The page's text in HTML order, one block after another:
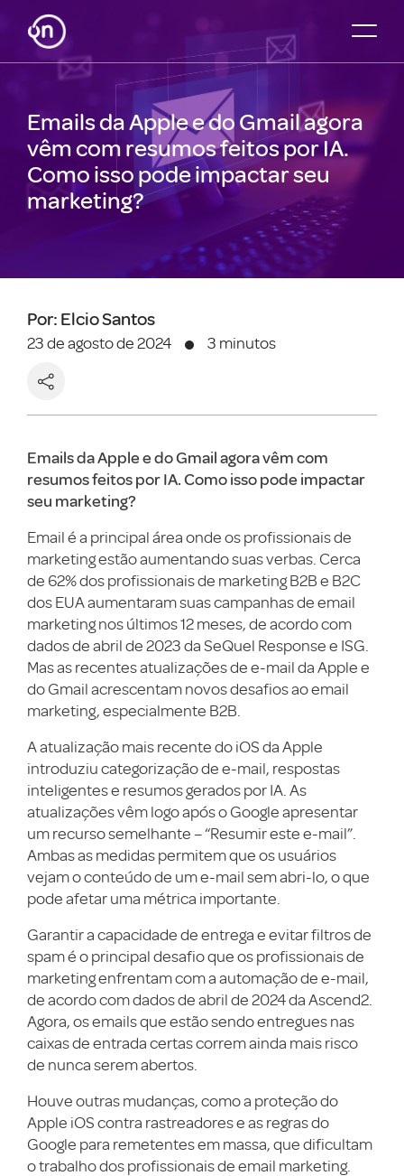
Emails da Apple e do Gmail agora
vêm com resumos feitos por IA.
Como isso pode impactar seu
marketing?
Por: Elcio Santos
23 de agosto de 2024 3 minutos
Emails da Apple e do Gmail agora vêm com
resumos feitos por IA. Como isso pode impactar
seu marketing?
Email é a principal área onde os profissionais de
marketing estão aumentando suas verbas. Cerca
de 62% dos profissionais de marketing B2B e B2C
dos EUA aumentaram suas campanhas de email
marketing nos últimos 12 meses, de acordo com
dados de abril de 2023 da SeQuel Response e ISG.
Mas as recentes atualizações de e-mail da Apple e
do Gmail acrescentam novos desafios ao email
marketing, especialmente B2B.
A atualização mais recente do iOS da Apple
introduziu categorização de e-mail, respostas
inteligentes e resumos gerados por IA. As
atualizações vêm logo após o Google apresentar
um recurso semelhante – “Resumir este e-mail”.
Ambas as medidas permitem que os usuários
vejam o conteúdo de um e-mail sem abri-lo, o que
pode afetar uma métrica importante.
Garantir a capacidade de entrega e evitar filtros de
spam é o principal desafio que os profissionais de
marketing enfrentam com a automação de e-mail,
de acordo com dados de abril de 2024 da Ascend2.
Agora, os emails que estão sendo entregues nas
caixas de entrada certas correm ainda mais risco
de nunca serem abertos.
Houve outras mudanças, como a proteção do
Apple iOS contra rastreadores e as regras do
Google para remetentes em massa, que dificultam
o trabalho dos profissionais de email marketing.